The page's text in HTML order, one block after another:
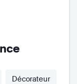
Décorateur